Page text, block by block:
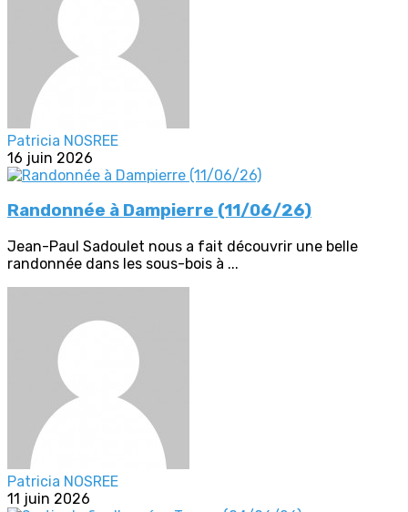
Patricia NOSREE
16 juin 2026
Randonnée à Dampierre (11/06/26)
Jean-Paul Sadoulet nous a fait découvrir une belle
randonnée dans les sous-bois à ...
Patricia NOSREE
11 juin 2026